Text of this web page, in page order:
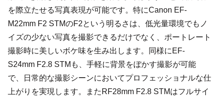
を際立たせる写真表現が可能です。特にCanon EF-
M22mm F2 STMのF2という明るさは、低光量環境でもノ
イズの少ない写真を撮影できるだけでなく、ポートレート
撮影時に美しいボケ味を生み出します。同様にEF-
S24mm F2.8 STMも、手軽に背景をぼかす撮影が可能
で、日常的な撮影シーンにおいてプロフェッショナルな仕
上がりを実現します。またRF28mm F2.8 STMはフルサイ